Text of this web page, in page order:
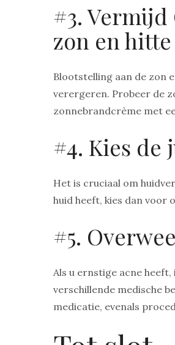
#3.
zon en hitte
Blootstelling aan de zon
verergeren. Probeer de
zonnebrandcrème met
#4. Kies
Het is cruciaal om
huid heeft, kies dan voor
#5.
Als u ernstige acne
verschillende medische
medicatie, evenals